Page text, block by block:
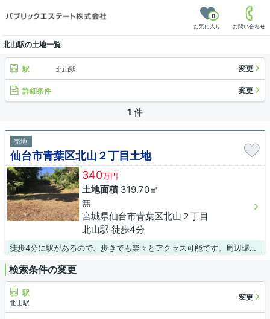
お気に入り
0
お問い合わせ
北山駅の土地一覧
駅 北山駅 変更
詳細条件 変更
1 件
売地
仙台市青葉区北山２丁目土地
340万円
土地面積319.70㎡
無
宮城県仙台市青葉区北山２丁目
北山駅 徒歩4分
徒歩4分に駅があるので、歩きでも楽々とアクセス可能です。周辺環境も良好なエリアにある売地です。土地面積は297.52㎡(公簿)でございます。接道幅が10m以上あると利便性が高いです。不動産探しは後悔したくないですよね。地元密着の当社が、お客様のこだわりにとことんお応えします。ぜひお気軽にお問い合わせください。
検索条件の変更
駅
北山駅
変更